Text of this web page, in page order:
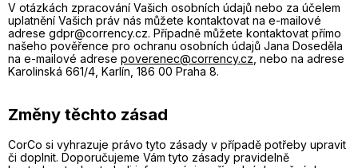
V otázkách zpracování Vašich osobních údajů nebo za účelem
uplatnění Vašich práv nás můžete kontaktovat na e-mailové
adrese gdpr@corrency.cz. Případně můžete kontaktovat přímo
našeho pověřence pro ochranu osobních údajů Jana Doseděla
na e-mailové adrese poverenec@corrency.cz , nebo na adrese
Karolinská 661/4, Karlín, 186 00 Praha 8.
Změny těchto zásad
CorCo si vyhrazuje právo tyto zásady v případě potřeby upravit
či doplnit. Doporučujeme Vám tyto zásady pravidelně